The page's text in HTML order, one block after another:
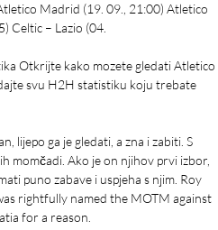
Madrid (19. 09., 21:00) Atletico
Celtic – Lazio (04.
Otkrijte kako mozete gledati Atletico
svu H2H statistiku koju trebate
lijepo ga je gledati, a zna i zabiti. S
momčadi. Ako je on njihov prvi izbor,
puno zabave i uspjeha s njim. Roy
rightfully named the MOTM against
for a reason.